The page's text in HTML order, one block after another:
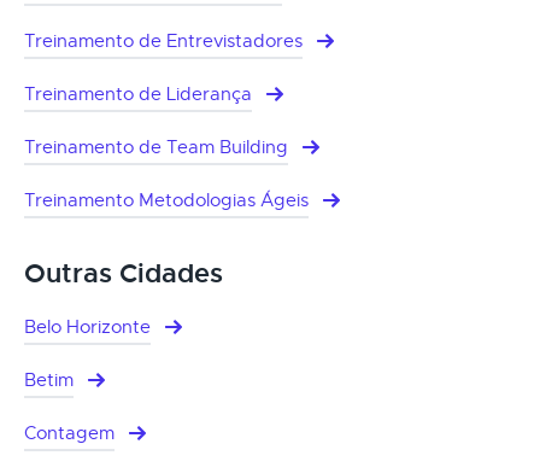
Treinamento de Entrevistadores
Treinamento de Liderança
Treinamento de Team Building
Treinamento Metodologias Ágeis
Outras Cidades
Belo Horizonte
Betim
Contagem